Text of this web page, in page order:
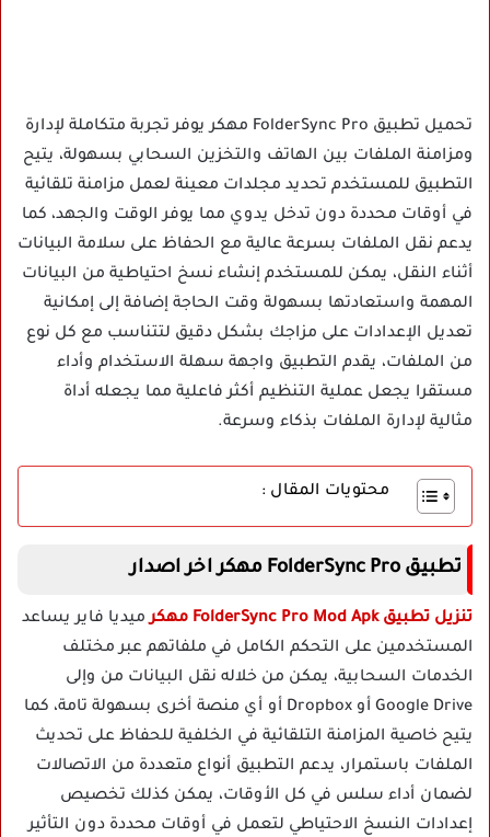
تحميل تطبيق FolderSync Pro مهكر يوفر تجربة متكاملة لإدارة
ومزامنة الملفات بين الهاتف والتخزين السحابي بسهولة، يتيح
التطبيق للمستخدم تحديد مجلدات معينة لعمل مزامنة تلقائية
في أوقات محددة دون تدخل يدوي مما يوفر الوقت والجهد، كما
يدعم نقل الملفات بسرعة عالية مع الحفاظ على سلامة البيانات
أثناء النقل، يمكن للمستخدم إنشاء نسخ احتياطية من البيانات
المهمة واستعادتها بسهولة وقت الحاجة إضافة إلى إمكانية
تعديل الإعدادات على مزاجك بشكل دقيق لتتناسب مع كل نوع
من الملفات، يقدم التطبيق واجهة سهلة الاستخدام وأداء
مستقرا يجعل عملية التنظيم أكثر فاعلية مما يجعله أداة
مثالية لإدارة الملفات بذكاء وسرعة.
محتويات المقال :
تطبيق FolderSync Pro مهكر اخر اصدار
تنزيل تطبيق FolderSync Pro Mod Apk مهكر
ميديا فاير يساعد
المستخدمين على التحكم الكامل في ملفاتهم عبر مختلف
الخدمات السحابية، يمكن من خلاله نقل البيانات من وإلى
Google Drive أو Dropbox أو أي منصة أخرى بسهولة تامة، كما
يتيح خاصية المزامنة التلقائية في الخلفية للحفاظ على تحديث
الملفات باستمرار، يدعم التطبيق أنواع متعددة من الاتصالات
لضمان أداء سلس في كل الأوقات، يمكن كذلك تخصيص
إعدادات النسخ الاحتياطي لتعمل في أوقات محددة دون التأثير